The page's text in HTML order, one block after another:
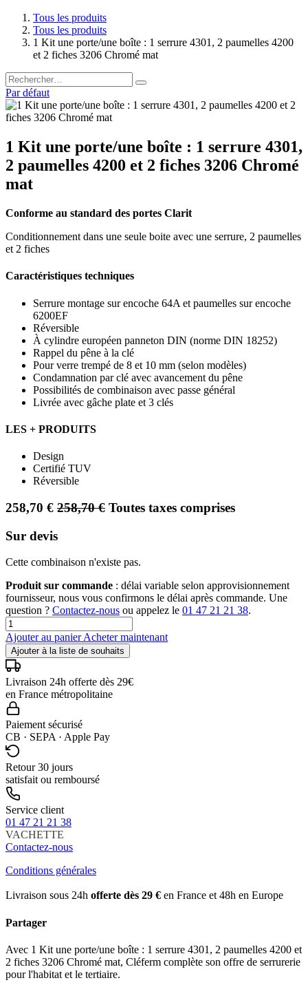
Tous les produits
Tous les produits
1 Kit une porte/une boîte : 1 serrure 4301, 2 paumelles 4200
et 2 fiches 3206 Chromé mat
Par défaut
1 Kit une porte/une boîte : 1 serrure 4301,
2 paumelles 4200 et 2 fiches 3206 Chromé
mat
Conforme au standard des portes Clarit
Conditionnement dans une seule boite avec une serrure, 2 paumelles
et 2 fiches
Caractéristiques techniques
Serrure montage sur encoche 64A et paumelles sur encoche
6200EF
Réversible
À cylindre européen panneton DIN (norme DIN 18252)
Rappel du pêne à la clé
Pour verre trempé de 8 et 10 mm (selon modèles)
Condamnation par clé avec avancement du pêne
Possibilités de combinaison avec passe général
Livrée avec gâche plate et 3 clés
LES + PRODUITS
Design
Certifié TUV
Réversible
258,70 € 258,70€ Toutes taxes comprises
Sur devis
Cette combinaison n'existe pas.
Produit sur commande : délai variable selon approvisionnement
fournisseur, nous vous confirmons le délai après commande. Une
question ? Contactez-nous ou appelez le 01 47 21 21 38.
Ajouter au panierAcheter maintenant
Ajouter à la liste de souhaits
Livraison 24h offerte dès 29€
en France métropolitaine
Paiement sécurisé
CB · SEPA · Apple Pay
Retour 30 jours
satisfait ou remboursé
Service client
01 47 21 21 38
VACHETTE
Contactez-nous
Conditions générales
Livraison sous 24h offerte dès 29 € en France et 48h en Europe
Partager
Avec 1 Kit une porte/une boîte : 1 serrure 4301, 2 paumelles 4200 et
2 fiches 3206 Chromé mat, Cléferm complète son offre de serrurerie
pour l'habitat et le tertiaire.